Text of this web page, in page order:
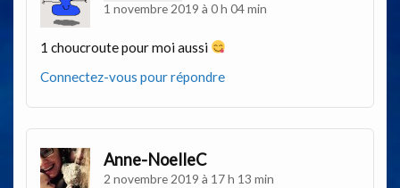
1 novembre 2019 à 0 h 04 min
1 choucroute pour moi aussi
Connectez-vous pour répondre
Anne-NoelleC
2 novembre 2019 à 17 h 13 min